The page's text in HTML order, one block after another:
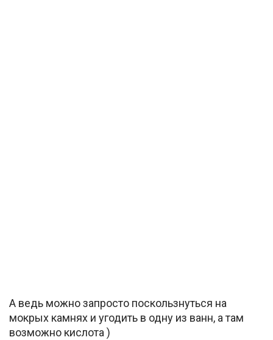
А ведь можно запросто поскользнуться на
мокрых камнях и угодить в одну из ванн, а там
возможно кислота )